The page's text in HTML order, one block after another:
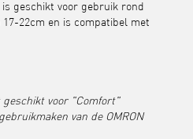
geschikt voor gebruik rond
22cm en is compatibel met
geschikt voor "Comfort"
van de OMRON